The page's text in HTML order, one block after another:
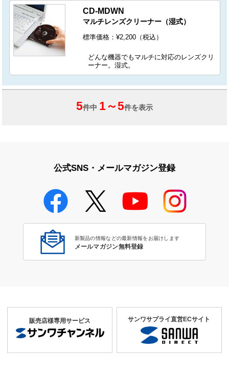
CD-MDWN
マルチレンズクリーナー（湿式）
標準価格：¥2,200（税込）
どんな機器でもマルチに対応のレンズクリ
ーナー。湿式。
5件中 1～5件を表示
公式SNS・メールマガジン登録
新製品の情報などの最新情報をお届けします
メールマガジン無料登録
販売店様専用サービス サンワサプライ直営ECサイト